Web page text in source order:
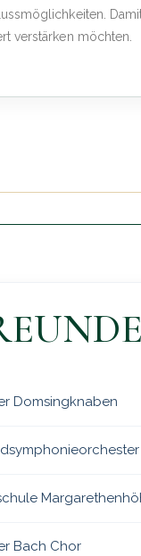
verstärken möchten.
Domsingknaben
Bach Chor